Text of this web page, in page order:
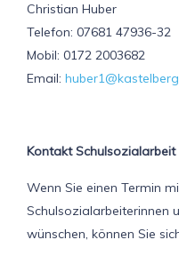
Christian Huber
Telefon: 07681 47936-32
Mobil: 0172 2003682
Email:
Kontakt Schulsozialarbeit
Wenn Sie einen Termin
Schulsozialarbeiterinnen
wünschen, können Sie